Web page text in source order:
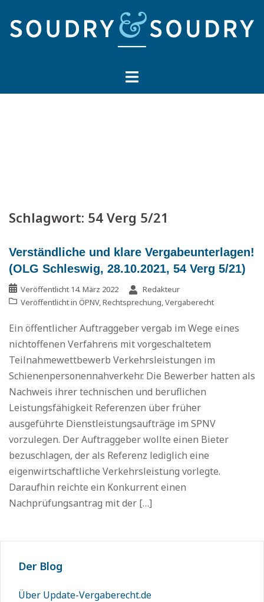
zum
Inhalt
Schlagwort: 54 Verg 5/21
Verständliche und klare Vergabeunterlagen!
(OLG Schleswig, 28.10.2021, 54 Verg 5/21)
Veröffentlicht 14. März 2022
Redakteur
Veröffentlicht in ÖPNV,Rechtsprechung,Vergaberecht
Ein öffentlicher Auftraggeber vergab im Wege eines
nichtoffenen Verfahrens mit vorgeschaltetem
Teilnahmewettbewerb Verkehrsleistungen im
Schienenpersonennahverkehr. Die Bewerber hatten als
Nachweis ihrer technischen und beruflichen
Leistungsfähigkeit Referenzen über früher
ausgeführte Dienstleistungsaufträge im SPNV
vorzulegen. Der Auftraggeber wollte einen Bieter
bezuschlagen, der als Referenz lediglich eine
eigenwirtschaftliche Verkehrsleistung vorlegte.
Daraufhin reichte ein Konkurrent einen
Nachprüfungsantrag mit der […]
Der Blog
Über Update-Vergaberecht.de